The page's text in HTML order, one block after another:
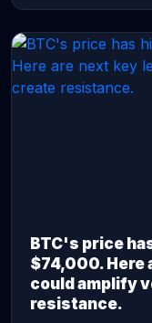
BTC's price
$74,000. Here
could amplify
resistance.